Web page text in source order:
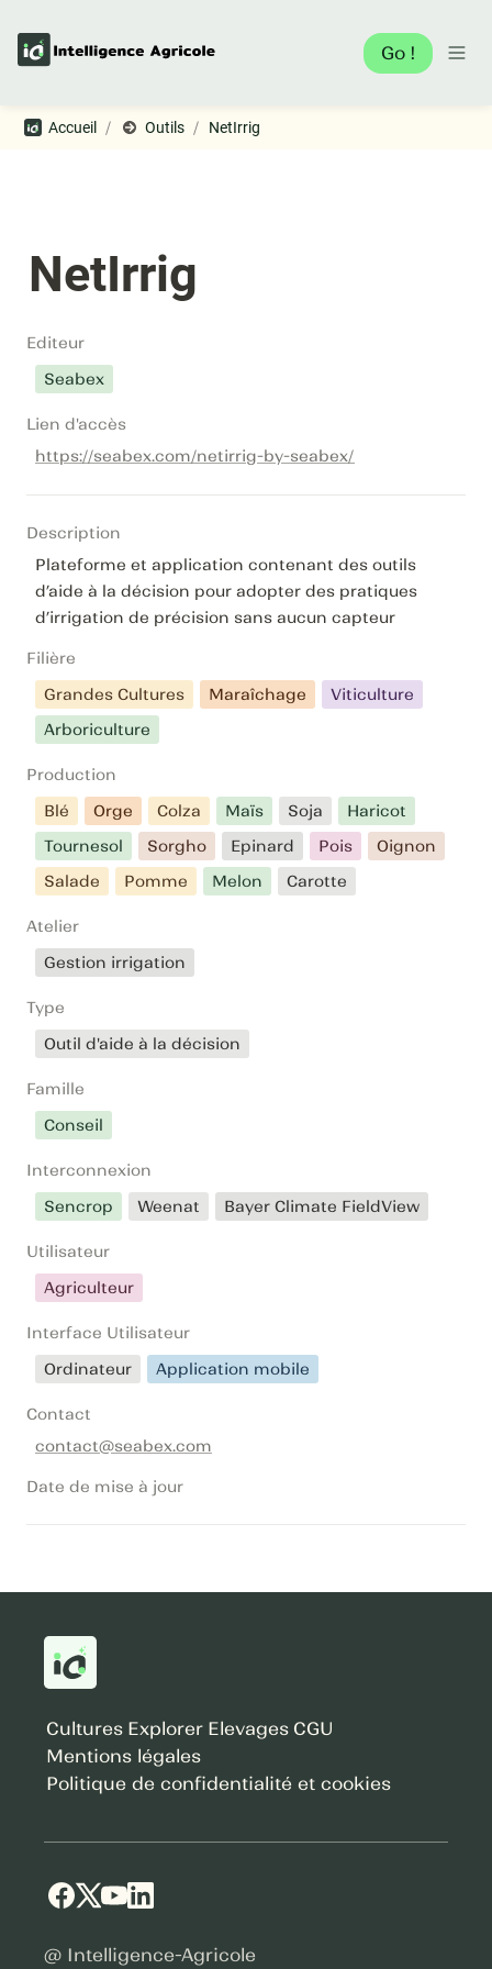
Go !
Accueil / Outils / NetIrrig
NetIrrig
Editeur
Seabex
Lien d'accès
https://seabex.com/netirrig-by-seabex/
Description
Plateforme et application contenant des outils
d’aide à la décision pour adopter des pratiques
d’irrigation de précision sans aucun capteur
Filière
Grandes Cultures
Maraîchage
Viticulture
Arboriculture
Production
Blé
Orge Colza Maïs Soja
Haricot
Tournesol
Sorgho Epinard Pois
Oignon
Salade
Pomme Melon Carotte
Atelier
Gestion irrigation
Type
Outil d'aide à la décision
Famille
Conseil
Interconnexion
Sencrop
Weenat Bayer Climate FieldView
Utilisateur
Agriculteur
Interface Utilisateur
Ordinateur
Application mobile
Contact
contact@seabex.com
Date de mise à jour
Cultures Explorer Elevages CGU
Mentions légales
Politique de confidentialité et cookies
@ Intelligence-Agricole